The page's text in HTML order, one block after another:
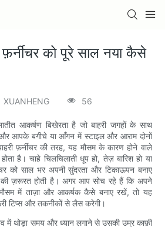
को पूरे साल नया कैसे
XUANHENG 56
आकर्षण बिखेरता है जो बाहरी जगहों के साथ
आपके बगीचे या आँगन में स्टाइल और आराम दोनों
फ़र्नीचर की तरह, यह मौसम के कारण होने वाले
है। चाहे चिलचिलाती धूप हो, तेज़ बारिश हो या
को साल भर अपनी सुंदरता और टिकाऊपन बनाए
ज़रूरत होती है। अगर आप सोच रहे हैं कि अपने
मौसम में ताज़ा और आकर्षक कैसे बनाए रखें, तो यह
टिप्स और तकनीकों से लैस करेगी।
में थोड़ा समय और ध्यान लगाने से उसकी उम्र काफ़ी